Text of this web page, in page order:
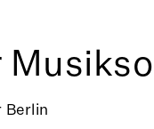
Berlin